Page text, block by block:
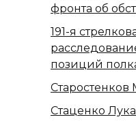
фронта об
191-я
позиций
Стаценко